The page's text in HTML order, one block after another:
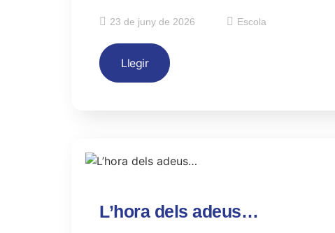
23 de juny de 2026 Escola
Llegir
L’hora dels adeus…